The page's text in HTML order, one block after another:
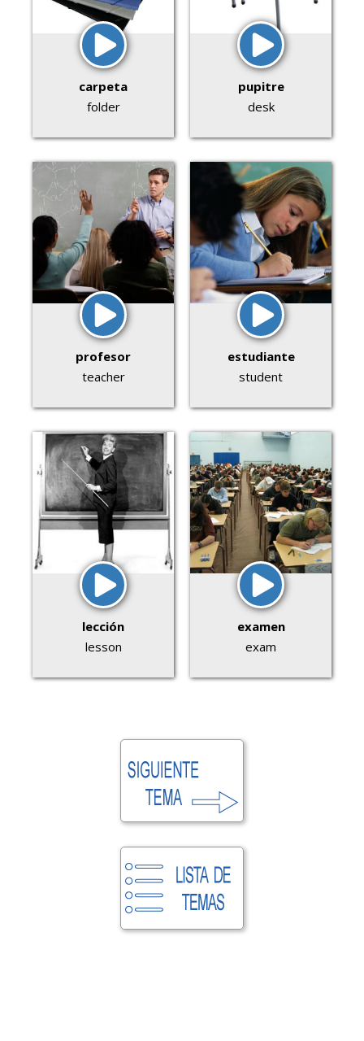
carpeta
folder
pupitre
desk
profesor
teacher
estudiante
student
lección
lesson
examen
exam